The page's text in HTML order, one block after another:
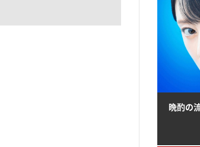
晩酌の